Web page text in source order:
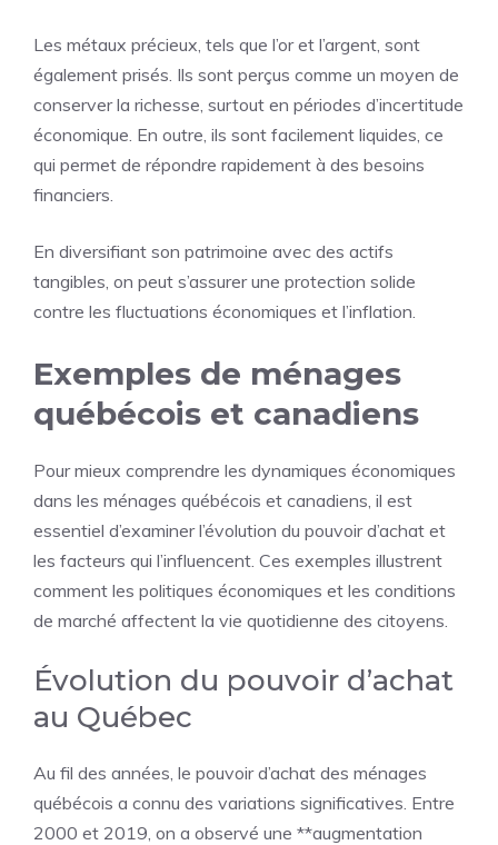
Les métaux précieux, tels que l’or et l’argent, sont
également prisés. Ils sont perçus comme un moyen de
conserver la richesse, surtout en périodes d’incertitude
économique. En outre, ils sont facilement liquides, ce
qui permet de répondre rapidement à des besoins
financiers.
En diversifiant son patrimoine avec des actifs
tangibles, on peut s’assurer une protection solide
contre les fluctuations économiques et l’inflation.
Exemples de ménages
québécois et canadiens
Pour mieux comprendre les dynamiques économiques
dans les ménages québécois et canadiens, il est
essentiel d’examiner l’évolution du pouvoir d’achat et
les facteurs qui l’influencent. Ces exemples illustrent
comment les politiques économiques et les conditions
de marché affectent la vie quotidienne des citoyens.
Évolution du pouvoir d’achat
au Québec
Au fil des années, le pouvoir d’achat des ménages
québécois a connu des variations significatives. Entre
2000 et 2019, on a observé une **augmentation